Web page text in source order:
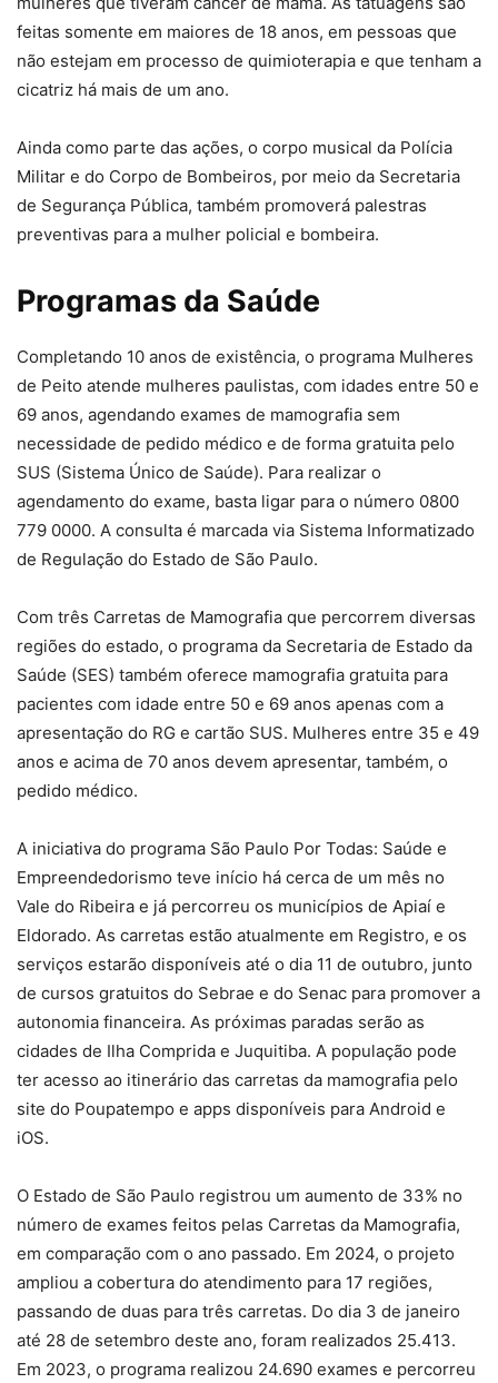
feitas somente em maiores de 18 anos, em pessoas que
não estejam em processo de quimioterapia e que tenham a
cicatriz há mais de um ano.
Ainda como parte das ações, o corpo musical da Polícia
Militar e do Corpo de Bombeiros, por meio da Secretaria
de Segurança Pública, também promoverá palestras
preventivas para a mulher policial e bombeira.
Programas da Saúde
Completando 10 anos de existência, o programa Mulheres
de Peito atende mulheres paulistas, com idades entre 50 e
69 anos, agendando exames de mamografia sem
necessidade de pedido médico e de forma gratuita pelo
SUS (Sistema Único de Saúde). Para realizar o
agendamento do exame, basta ligar para o número 0800
779 0000. A consulta é marcada via Sistema Informatizado
de Regulação do Estado de São Paulo.
Com três Carretas de Mamografia que percorrem diversas
regiões do estado, o programa da Secretaria de Estado da
Saúde (SES) também oferece mamografia gratuita para
pacientes com idade entre 50 e 69 anos apenas com a
apresentação do RG e cartão SUS. Mulheres entre 35 e 49
anos e acima de 70 anos devem apresentar, também, o
pedido médico.
A iniciativa do programa São Paulo Por Todas: Saúde e
Empreendedorismo teve início há cerca de um mês no
Vale do Ribeira e já percorreu os municípios de Apiaí e
Eldorado. As carretas estão atualmente em Registro, e os
serviços estarão disponíveis até o dia 11 de outubro, junto
de cursos gratuitos do Sebrae e do Senac para promover a
autonomia financeira. As próximas paradas serão as
cidades de Ilha Comprida e Juquitiba. A população pode
ter acesso ao itinerário das carretas da mamografia pelo
site do Poupatempo e apps disponíveis para Android e
iOS.
O Estado de São Paulo registrou um aumento de 33% no
número de exames feitos pelas Carretas da Mamografia,
em comparação com o ano passado. Em 2024, o projeto
ampliou a cobertura do atendimento para 17 regiões,
passando de duas para três carretas. Do dia 3 de janeiro
até 28 de setembro deste ano, foram realizados 25.413.
Em 2023, o programa realizou 24.690 exames e percorreu